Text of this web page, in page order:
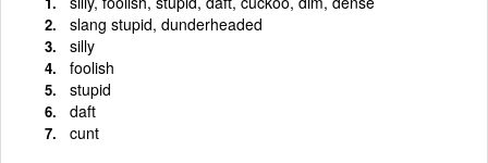
slang stupid, dunderheaded
silly
foolish
stupid
daft
cunt